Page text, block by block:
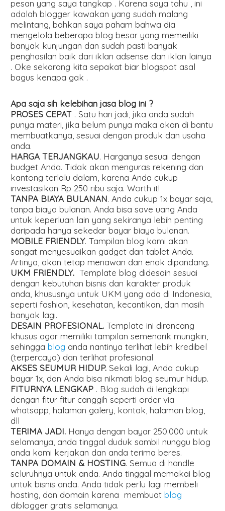
pesan yang saya tangkap . Karena saya tahu , ini
adalah blogger kawakan yang sudah malang
melintang, bahkan saya paham bahwa dia
mengelola beberapa blog besar yang memeiliki
banyak kunjungan dan sudah pasti banyak
penghasilan baik dari iklan adsense dan iklan lainya
. Oke sekarang kita sepakat biar blogspot asal
bagus kenapa gak .
Apa saja sih kelebihan jasa blog ini ?
PROSES CEPAT . Satu hari jadi, jika anda sudah
punya materi, jika belum punya maka akan di bantu
membuatkanya, sesuai dengan produk dan usaha
anda.
HARGA TERJANGKAU. Harganya sesuai dengan
budget Anda. Tidak akan menguras rekening dan
kantong terlalu dalam, karena Anda cukup
investasikan Rp 250 ribu saja. Worth it!
TANPA BIAYA BULANAN. Anda cukup 1x bayar saja,
tanpa biaya bulanan. Anda bisa save uang Anda
untuk keperluan lain yang sekiranya lebih penting
daripada hanya sekedar bayar biaya bulanan.
MOBILE FRIENDLY. Tampilan blog kami akan
sangat menyesuaikan gadget dan tablet Anda.
Artinya, akan tetap menawan dan enak dipandang.
UKM FRIENDLY. Template blog didesain sesuai
dengan kebutuhan bisnis dan karakter produk
anda, khususnya untuk UKM yang ada di Indonesia,
seperti fashion, kesehatan, kecantikan, dan masih
banyak lagi.
DESAIN PROFESIONAL. Template ini dirancang
khusus agar memiliki tampilan semenarik mungkin,
sehinggablog anda nantinya terlihat lebih kredibel
(terpercaya) dan terlihat profesional
AKSES SEUMUR HIDUP. Sekali lagi, Anda cukup
bayar 1x, dan Anda bisa nikmati blog seumur hidup.
FITURNYA LENGKAP . Blog sudah di lengkapi
dengan fitur fitur canggih seperti order via
whatsapp, halaman galery, kontak, halaman blog,
dll
TERIMA JADI. Hanya dengan bayar 250.000 untuk
selamanya, anda tinggal duduk sambil nunggu blog
anda kami kerjakan dan anda terima beres.
TANPA DOMAIN & HOSTING. Semua di handle
seluruhnya untuk anda. Anda tinggal memakai blog
untuk bisnis anda. Anda tidak perlu lagi membeli
hosting, dan domain karena membuatblog
diblogger gratis selamanya.